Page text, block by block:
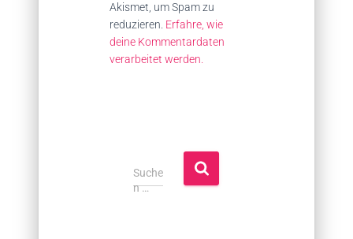
Akismet, um Spam zu
reduzieren. Erfahre, wie
deine Kommentardaten
verarbeitet werden.
S
u
Suche
n …